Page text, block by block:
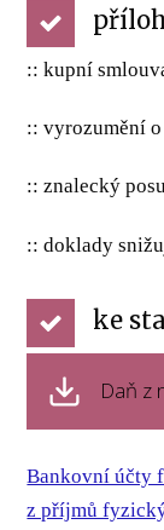
:: kupní
:: vyrozumění
:: znalecký
:: doklady
ke
Daň z
Bankovní účty
z příjmů